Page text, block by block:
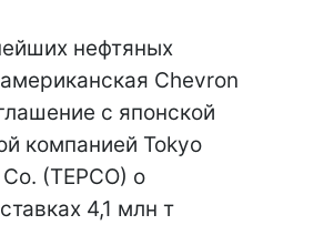
нефтяных
Chevron
с японской
компанией Tokyo
(TEPCO) о
4,1 млн т